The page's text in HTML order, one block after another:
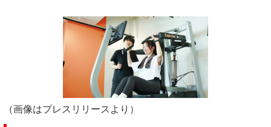
（画像はプレスリリースより）